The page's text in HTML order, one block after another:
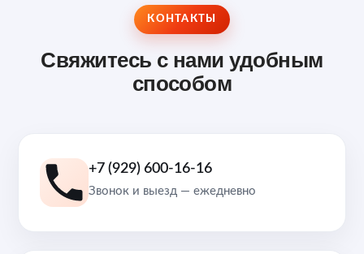
КОНТАКТЫ
Свяжитесь с нами удобным
способом
+7 (929) 600-16-16
Звонок и выезд — ежедневно